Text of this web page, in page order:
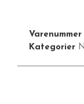
Varenummer
Kategorier